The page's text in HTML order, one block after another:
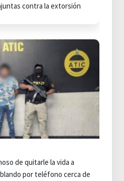
contra la extorsión
de quitarle la vida a
por teléfono cerca de